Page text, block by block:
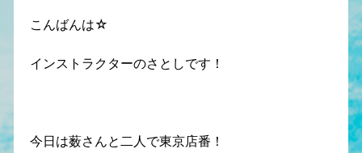
こんばんは☆
インストラクターのさとしです！
今日は薮さんと二人で東京店番！